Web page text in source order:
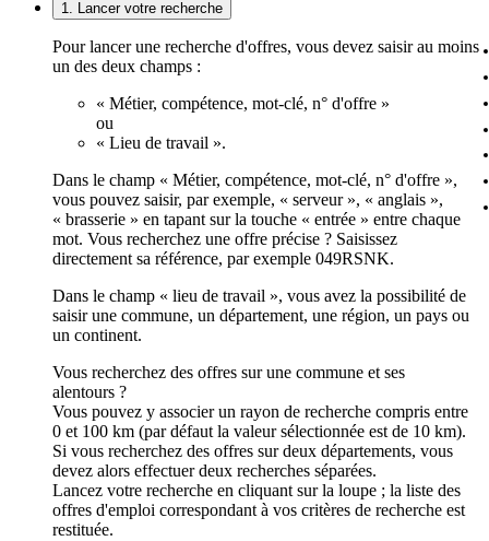
1. Lancer votre recherche
Pour lancer une recherche d'offres, vous devez saisir au moins
un des deux champs :
« Métier, compétence, mot-clé, n° d'offre »
ou
« Lieu de travail ».
Dans le champ « Métier, compétence, mot-clé, n° d'offre »,
vous pouvez saisir, par exemple, « serveur », « anglais »,
« brasserie » en tapant sur la touche « entrée » entre chaque
mot. Vous recherchez une offre précise ? Saisissez
directement sa référence, par exemple 049RSNK.
Dans le champ « lieu de travail », vous avez la possibilité de
saisir une commune, un département, une région, un pays ou
un continent.
Vous recherchez des offres sur une commune et ses
alentours ?
Vous pouvez y associer un rayon de recherche compris entre
0 et 100 km (par défaut la valeur sélectionnée est de 10 km).
Si vous recherchez des offres sur deux départements, vous
devez alors effectuer deux recherches séparées.
Lancez votre recherche en cliquant sur la loupe ; la liste des
offres d'emploi correspondant à vos critères de recherche est
restituée.